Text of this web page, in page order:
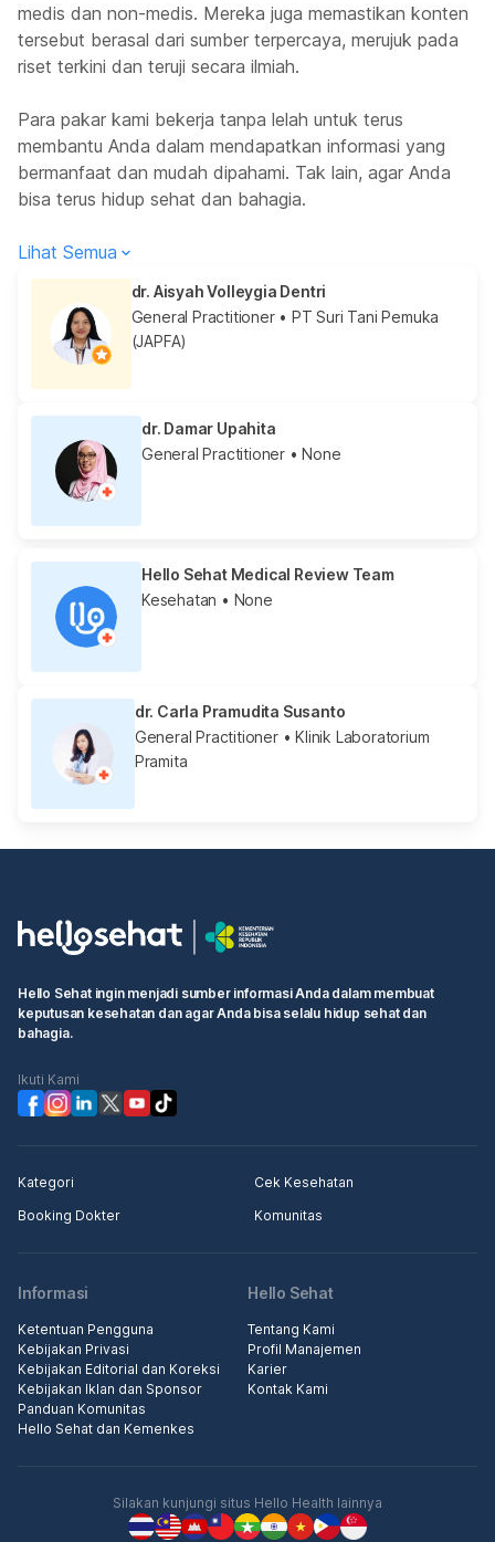
medis dan non-medis. Mereka juga memastikan konten
tersebut berasal dari sumber terpercaya, merujuk pada
riset terkini dan teruji secara ilmiah.
Para pakar kami bekerja tanpa lelah untuk terus
membantu Anda dalam mendapatkan informasi yang
bermanfaat dan mudah dipahami. Tak lain, agar Anda
bisa terus hidup sehat dan bahagia.
Lihat Semua
dr. Aisyah Volleygia Dentri
General Practitioner• PT Suri Tani Pemuka
(JAPFA)
dr. Damar Upahita
General Practitioner • None
Hello Sehat Medical Review Team
Kesehatan • None
dr. Carla Pramudita Susanto
General Practitioner• Klinik Laboratorium
Pramita
Hello Sehat ingin menjadi sumber informasi Anda dalam membuat
keputusan kesehatan dan agar Anda bisa selalu hidup sehat dan
bahagia.
Ikuti Kami
Kategori
Cek Kesehatan
Booking Dokter
Komunitas
Informasi
Ketentuan Pengguna
Kebijakan Privasi
Kebijakan Editorial dan Koreksi
Kebijakan Iklan dan Sponsor
Panduan Komunitas
Hello Sehat dan Kemenkes
Hello Sehat
Tentang Kami
Profil Manajemen
Karier
Kontak Kami
Silakan kunjungi situs Hello Health lainnya